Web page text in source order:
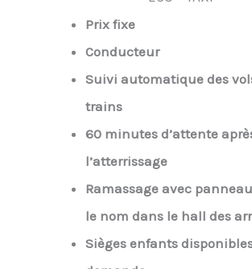
Prix fixe
Conducteur
Suivi automatique des
trains
60 minutes d’attente
l’atterrissage
Ramassage avec
le nom dans le hall des
Sièges enfants